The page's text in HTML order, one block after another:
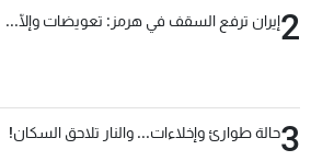
2إيران ترفع السقف في هرمز: تعويضات وإلّا...
3حالة طوارئ وإخلاءات... والنار تلاحق السكان!